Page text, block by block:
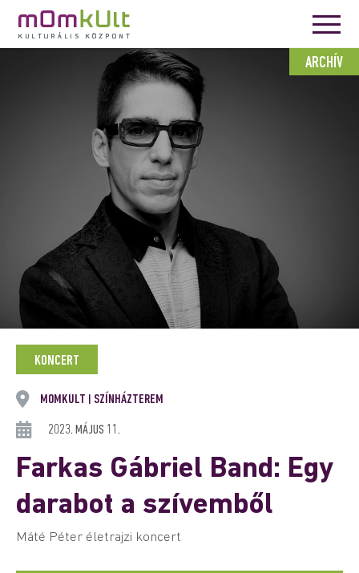
ARCHÍV
KONCERT
MOMKULT SZÍNHÁZTEREM
2023. MÁJUS 11.
Farkas Gábriel Band: Egy
darabot a szívemből
Máté Péter életrajzi koncert